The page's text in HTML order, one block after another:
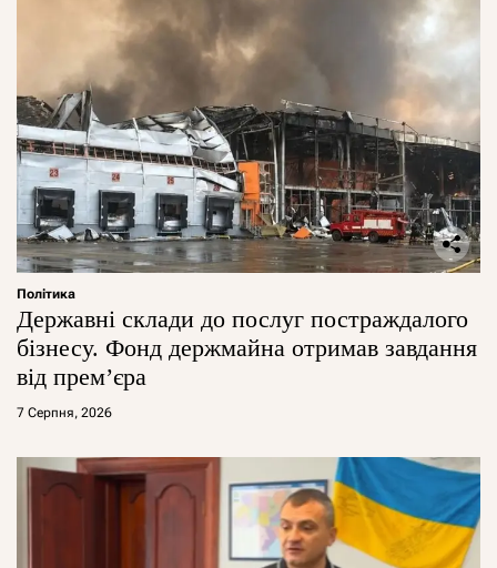
Політика
Державні склади до послуг постраждалого
бізнесу. Фонд держмайна отримав завдання
від прем’єра
7 Серпня, 2026